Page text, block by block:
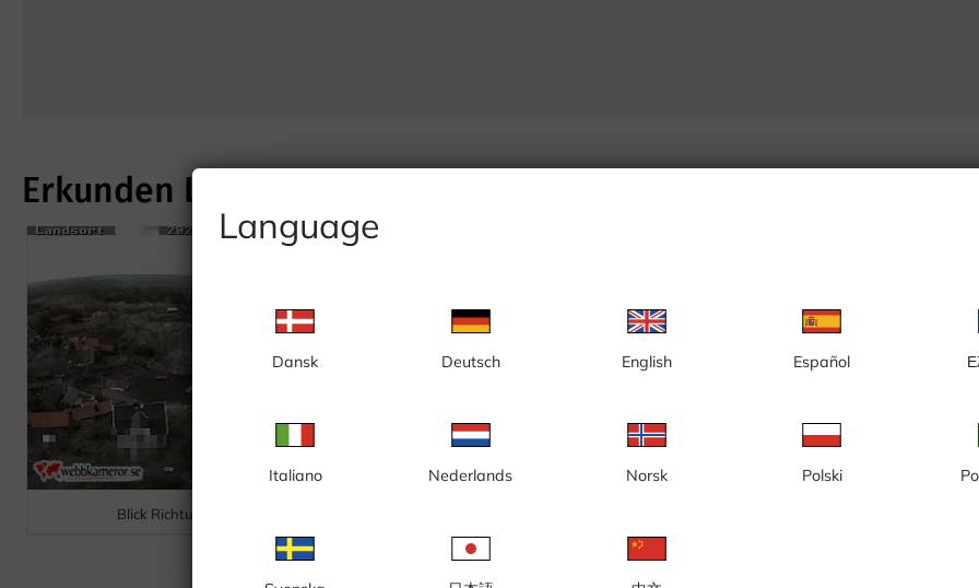
Language
Dansk Deutsch English Español
Italiano Nederlands Norsk Polski
Erkunden Landsort/Insel Öja
Blick Richtung Österhamn